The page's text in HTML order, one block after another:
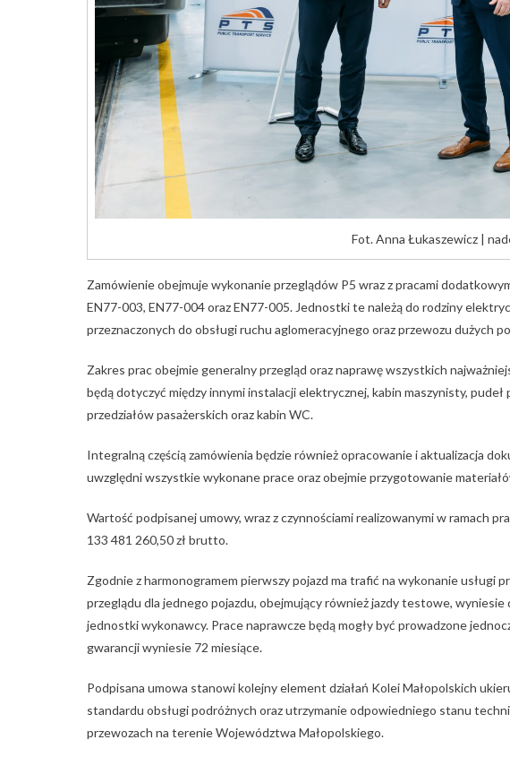
Fot. Anna Łukaszewicz |
Zamówienie obejmuje wykonanie przeglądów P5 wraz z pracami
EN77-003, EN77-004 oraz EN77-005. Jednostki te należą do rodziny
przeznaczonych do obsługi ruchu aglomeracyjnego oraz przewozu dużych
Zakres prac obejmie generalny przegląd oraz naprawę wszystkich
będą dotyczyć między innymi instalacji elektrycznej, kabin maszynisty,
przedziałów pasażerskich oraz kabin WC.
Integralną częścią zamówienia będzie również opracowanie i aktualizacja
uwzględni wszystkie wykonane prace oraz obejmie przygotowanie
Wartość podpisanej umowy, wraz z czynnościami realizowanymi w ramach
133 481 260,50 zł brutto.
Zgodnie z harmonogramem pierwszy pojazd ma trafić na wykonanie usługi
przeglądu dla jednego pojazdu, obejmujący również jazdy testowe,
jednostki wykonawcy. Prace naprawcze będą mogły być prowadzone
gwarancji wyniesie 72 miesiące.
Podpisana umowa stanowi kolejny element działań Kolei Małopolskich
standardu obsługi podróżnych oraz utrzymanie odpowiedniego stanu
przewozach na terenie Województwa Małopolskiego.